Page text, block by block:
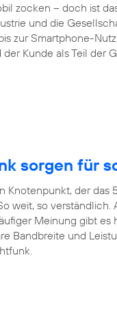
zocken – doch ist
und die
zur Smartphone-
Kunde als Teil der
sorgen für
Knotenpunkt, der das
weit, so
Meinung gibt
Bandbreite und